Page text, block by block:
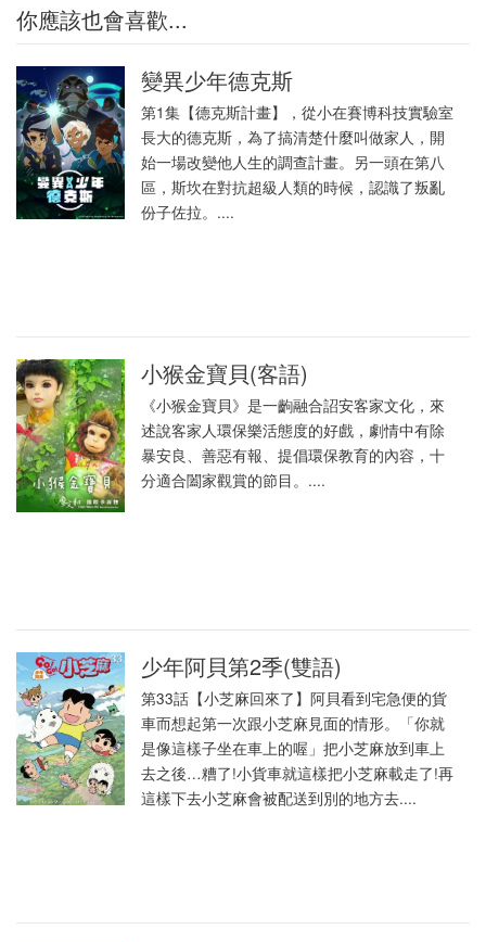
你應該也會喜歡...
變異少年德克斯
第1集【德克斯計畫】，從小在賽博科技實驗室
長大的德克斯，為了搞清楚什麼叫做家人，開
始一場改變他人生的調查計畫。另一頭在第八
區，斯坎在對抗超級人類的時候，認識了叛亂
份子佐拉。....
小猴金寶貝(客語)
《小猴金寶貝》是一齣融合詔安客家文化，來
述說客家人環保樂活態度的好戲，劇情中有除
暴安良、善惡有報、提倡環保教育的內容，十
分適合闔家觀賞的節目。....
少年阿貝第2季(雙語)
第33話【小芝麻回來了】阿貝看到宅急便的貨
車而想起第一次跟小芝麻見面的情形。「你就
是像這樣子坐在車上的喔」把小芝麻放到車上
去之後…糟了!小貨車就這樣把小芝麻載走了!再
這樣下去小芝麻會被配送到別的地方去....